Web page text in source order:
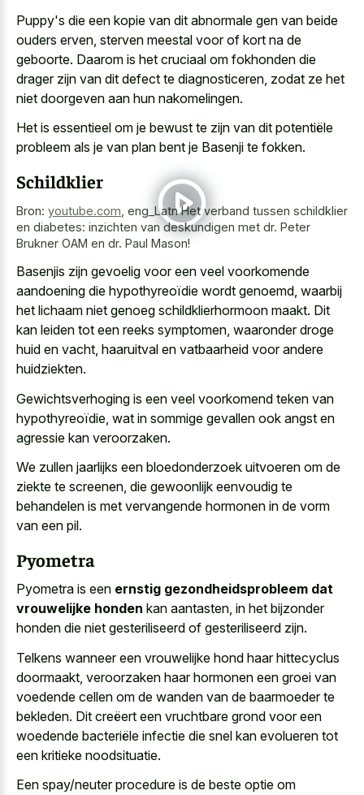
Puppy's die een kopie van dit abnormale gen van beide
ouders erven, sterven meestal voor of kort na de
geboorte. Daarom is het cruciaal om fokhonden die
drager zijn van dit defect te diagnosticeren, zodat ze het
niet doorgeven aan hun nakomelingen.
Het is essentieel om je bewust te zijn van dit potentiële
probleem als je van plan bent je Basenji te fokken.
Schildklier
Bron: youtube.com eng_Latn Het verband tussen schildklier
en diabetes: inzichten van deskundigen met dr. Peter
Brukner OAM en dr. Paul Mason!
Basenjis zijn gevoelig voor een veel voorkomende
aandoening die hypothyreoïdie wordt genoemd, waarbij
het lichaam niet genoeg schildklierhormoon maakt. Dit
kan leiden tot een reeks symptomen, waaronder droge
huid en vacht, haaruitval en vatbaarheid voor andere
huidziekten.
Gewichtsverhoging is een veel voorkomend teken van
hypothyreoïdie, wat in sommige gevallen ook angst en
agressie kan veroorzaken.
We zullen jaarlijks een bloedonderzoek uitvoeren om de
ziekte te screenen, die gewoonlijk eenvoudig te
behandelen is met vervangende hormonen in de vorm
van een pil.
Pyometra
Pyometra is een ernstig gezondheidsprobleem dat
vrouwelijke honden kan aantasten, in het bijzonder
honden die niet gesteriliseerd of gesteriliseerd zijn.
Telkens wanneer een vrouwelijke hond haar hittecyclus
doormaakt, veroorzaken haar hormonen een groei van
voedende cellen om de wanden van de baarmoeder te
bekleden. Dit creëert een vruchtbare grond voor een
woedende bacteriële infectie die snel kan evolueren tot
een kritieke noodsituatie.
Een spay/neuter procedure is de beste optie om